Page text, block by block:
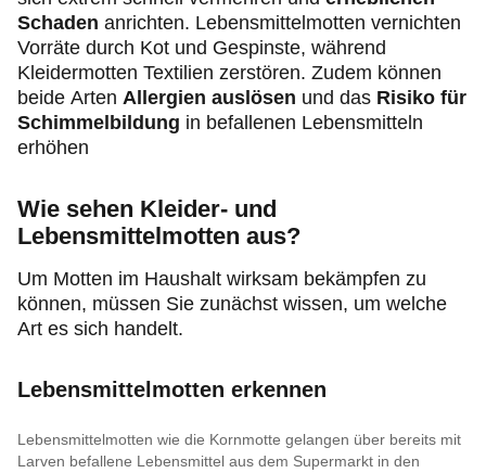
Schaden anrichten. Lebensmittelmotten vernichten
Vorräte durch Kot und Gespinste, während
Kleidermotten Textilien zerstören. Zudem können
beide Arten Allergien auslösen und das Risiko für
Schimmelbildung in befallenen Lebensmitteln
erhöhen
Wie sehen Kleider- und
Lebensmittelmotten aus?
Um Motten im Haushalt wirksam bekämpfen zu
können, müssen Sie zunächst wissen, um welche
Art es sich handelt.
Lebensmittelmotten erkennen
Lebensmittelmotten wie die Kornmotte gelangen über bereits mit
Larven befallene Lebensmittel aus dem Supermarkt in den